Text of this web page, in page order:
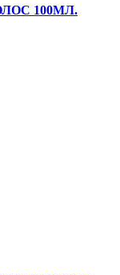
100МЛ.